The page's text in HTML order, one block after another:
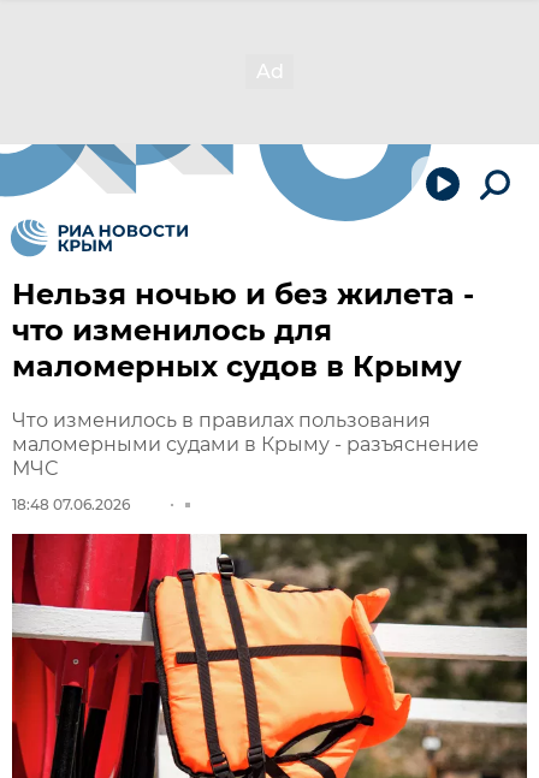
Нельзя ночью и без жилета -
что изменилось для
маломерных судов в Крыму
Что изменилось в правилах пользования
маломерными судами в Крыму - разъяснение
МЧС
18:48 07.06.2026